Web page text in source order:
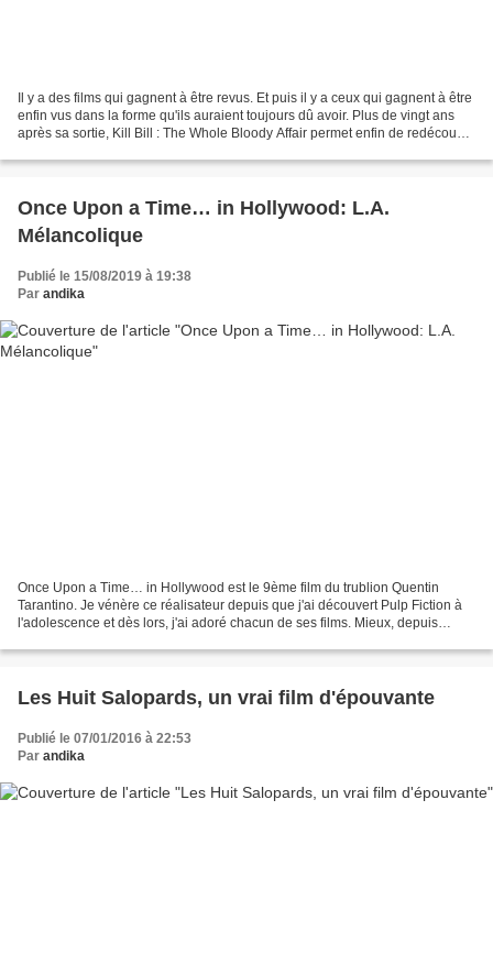
Il y a des films qui gagnent à être revus. Et puis il y a ceux qui gagnent à être
enfin vus dans la forme qu'ils auraient toujours dû avoir. Plus de vingt ans
après sa sortie, Kill Bill : The Whole Bloody Affair permet enfin de redécouvrir
Once Upon a Time… in Hollywood: L.A.
Mélancolique
Publié le 15/08/2019 à 19:38
Par andika
Once Upon a Time… in Hollywood est le 9ème film du trublion Quentin
Tarantino. Je vénère ce réalisateur depuis que j'ai découvert Pulp Fiction à
l'adolescence et dès lors, j'ai adoré chacun de ses films. Mieux, depuis
Les Huit Salopards, un vrai film d'épouvante
Publié le 07/01/2016 à 22:53
Par andika